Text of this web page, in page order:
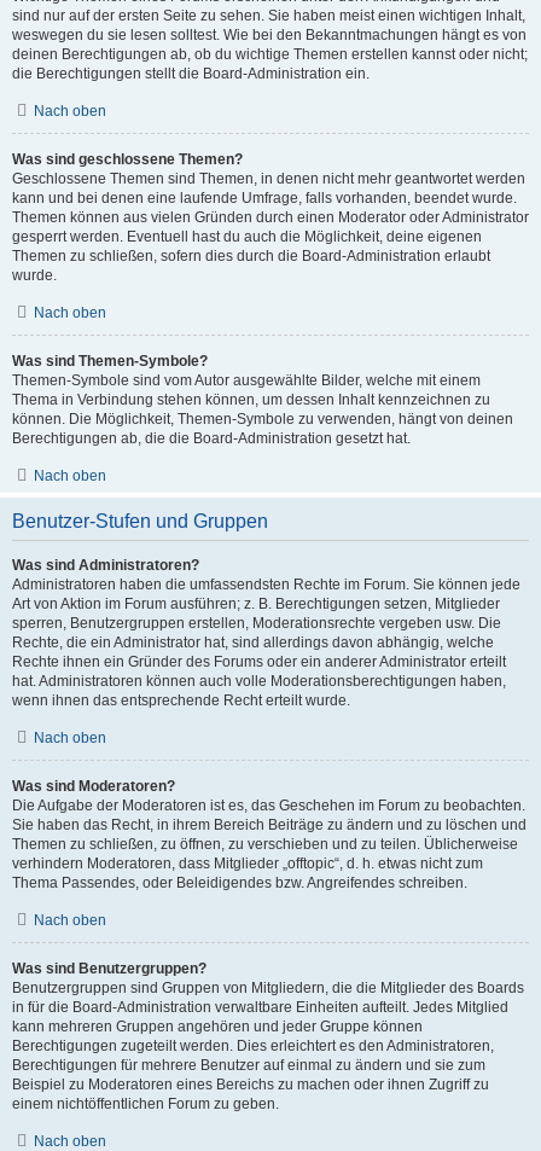
sind nur auf der ersten Seite zu sehen. Sie haben meist einen wichtigen Inhalt,
weswegen du sie lesen solltest. Wie bei den Bekanntmachungen hängt es von
deinen Berechtigungen ab, ob du wichtige Themen erstellen kannst oder nicht;
die Berechtigungen stellt die Board-Administration ein.
Nach oben
Was sind geschlossene Themen?
Geschlossene Themen sind Themen, in denen nicht mehr geantwortet werden
kann und bei denen eine laufende Umfrage, falls vorhanden, beendet wurde.
Themen können aus vielen Gründen durch einen Moderator oder Administrator
gesperrt werden. Eventuell hast du auch die Möglichkeit, deine eigenen
Themen zu schließen, sofern dies durch die Board-Administration erlaubt
wurde.
Nach oben
Was sind Themen-Symbole?
Themen-Symbole sind vom Autor ausgewählte Bilder, welche mit einem
Thema in Verbindung stehen können, um dessen Inhalt kennzeichnen zu
können. Die Möglichkeit, Themen-Symbole zu verwenden, hängt von deinen
Berechtigungen ab, die die Board-Administration gesetzt hat.
Nach oben
Benutzer-Stufen und Gruppen
Was sind Administratoren?
Administratoren haben die umfassendsten Rechte im Forum. Sie können jede
Art von Aktion im Forum ausführen; z. B. Berechtigungen setzen, Mitglieder
sperren, Benutzergruppen erstellen, Moderationsrechte vergeben usw. Die
Rechte, die ein Administrator hat, sind allerdings davon abhängig, welche
Rechte ihnen ein Gründer des Forums oder ein anderer Administrator erteilt
hat. Administratoren können auch volle Moderationsberechtigungen haben,
wenn ihnen das entsprechende Recht erteilt wurde.
Nach oben
Was sind Moderatoren?
Die Aufgabe der Moderatoren ist es, das Geschehen im Forum zu beobachten.
Sie haben das Recht, in ihrem Bereich Beiträge zu ändern und zu löschen und
Themen zu schließen, zu öffnen, zu verschieben und zu teilen. Üblicherweise
verhindern Moderatoren, dass Mitglieder „offtopic“, d. h. etwas nicht zum
Thema Passendes, oder Beleidigendes bzw. Angreifendes schreiben.
Nach oben
Was sind Benutzergruppen?
Benutzergruppen sind Gruppen von Mitgliedern, die die Mitglieder des Boards
in für die Board-Administration verwaltbare Einheiten aufteilt. Jedes Mitglied
kann mehreren Gruppen angehören und jeder Gruppe können
Berechtigungen zugeteilt werden. Dies erleichtert es den Administratoren,
Berechtigungen für mehrere Benutzer auf einmal zu ändern und sie zum
Beispiel zu Moderatoren eines Bereichs zu machen oder ihnen Zugriff zu
einem nichtöffentlichen Forum zu geben.
Nach oben